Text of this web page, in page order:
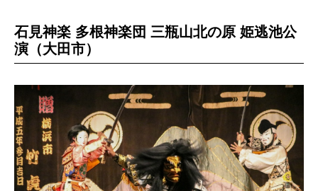
石見神楽 多根神楽団 三瓶山北の原 姫逃池公
演（大田市）